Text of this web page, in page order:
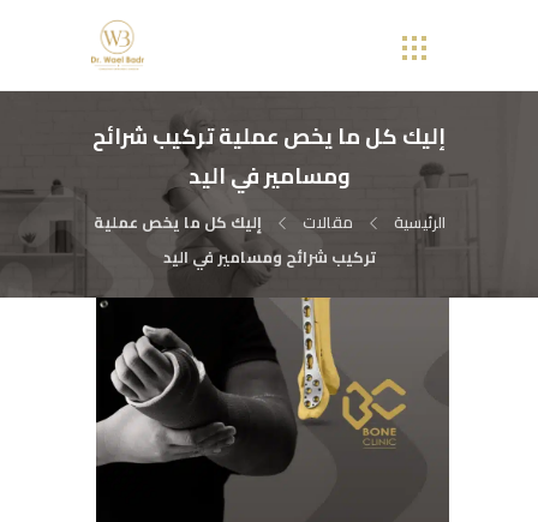
إليك كل ما يخص عملية تركيب شرائح
ومسامير في اليد
الرئيسية مقالات
إليك كل ما يخص عملية
تركيب شرائح ومسامير في اليد